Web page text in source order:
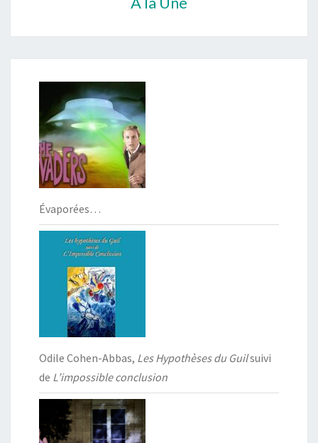
Évaporées…
Odile Cohen-Abbas, Les Hypothèses du Guilsuivi
de L’impossible conclusion